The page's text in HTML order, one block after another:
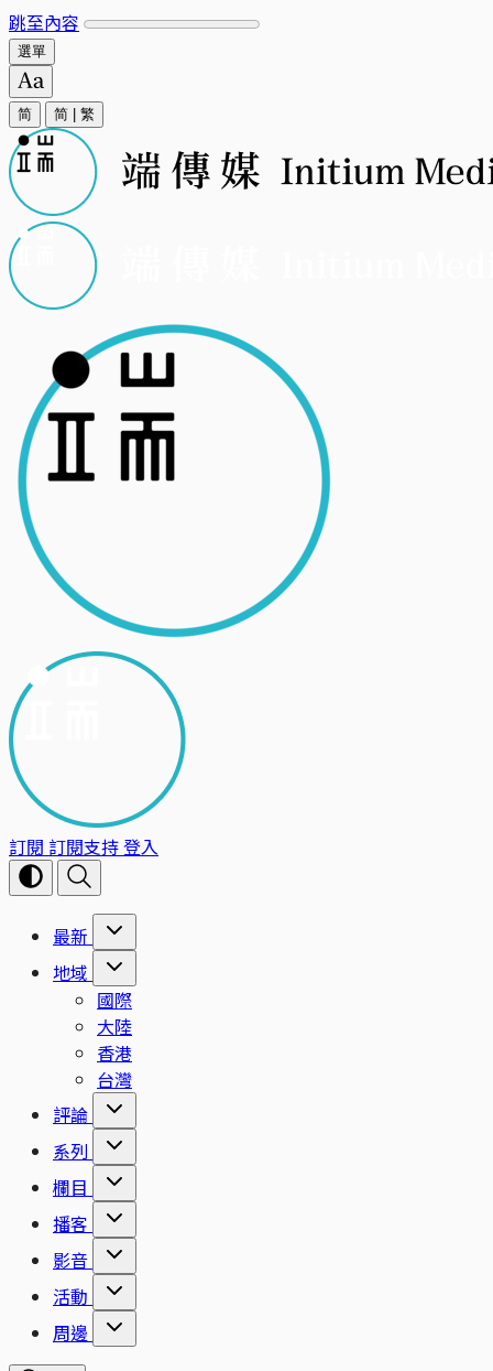
跳至內容
選單
简 简 繁
訂閱 訂閱支持登入
最新
地域
國際
大陸
香港
台灣
評論
系列
欄目
播客
影音
活動
周邊